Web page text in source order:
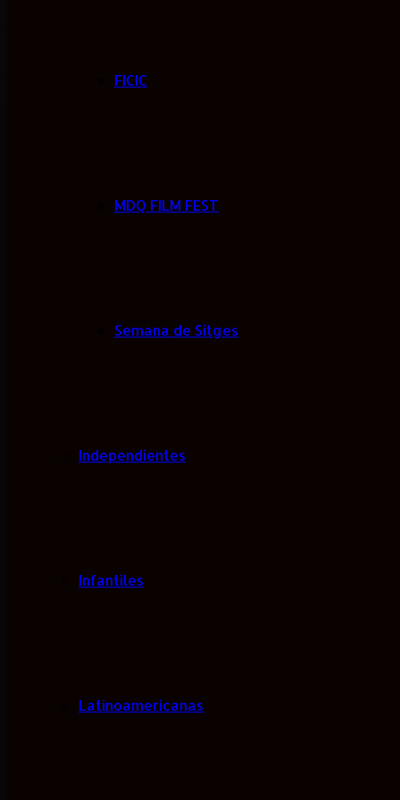
FICIC
MDQ FILM FEST
Semana de Sitges
Independientes
Infantiles
Latinoamericanas